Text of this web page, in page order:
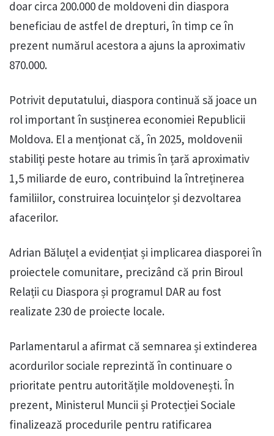
doar circa 200.000 de moldoveni din diaspora
beneficiau de astfel de drepturi, în timp ce în
prezent numărul acestora a ajuns la aproximativ
870.000.
Potrivit deputatului, diaspora continuă să joace un
rol important în susținerea economiei Republicii
Moldova. El a menționat că, în 2025, moldovenii
stabiliți peste hotare au trimis în țară aproximativ
1,5 miliarde de euro, contribuind la întreținerea
familiilor, construirea locuințelor și dezvoltarea
afacerilor.
Adrian Băluțel a evidențiat și implicarea diasporei în
proiectele comunitare, precizând că prin Biroul
Relații cu Diaspora și programul DAR au fost
realizate 230 de proiecte locale.
Parlamentarul a afirmat că semnarea și extinderea
acordurilor sociale reprezintă în continuare o
prioritate pentru autoritățile moldovenești. În
prezent, Ministerul Muncii și Protecției Sociale
finalizează procedurile pentru ratificarea